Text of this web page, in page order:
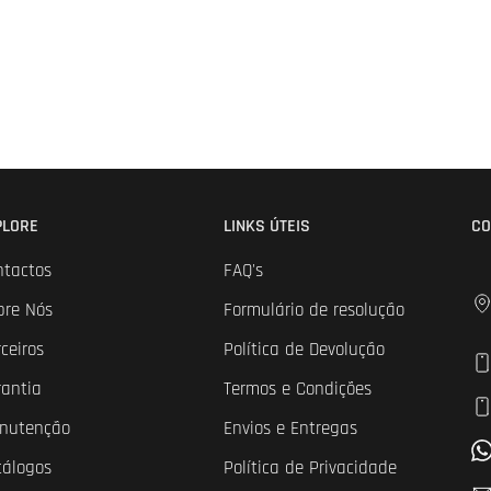
Nós
LINKS ÚTEIS
FAQ's
Formulário de resolução
Política de Devolução
Termos e Condições
Envios e Entregas
Política de Privacidade